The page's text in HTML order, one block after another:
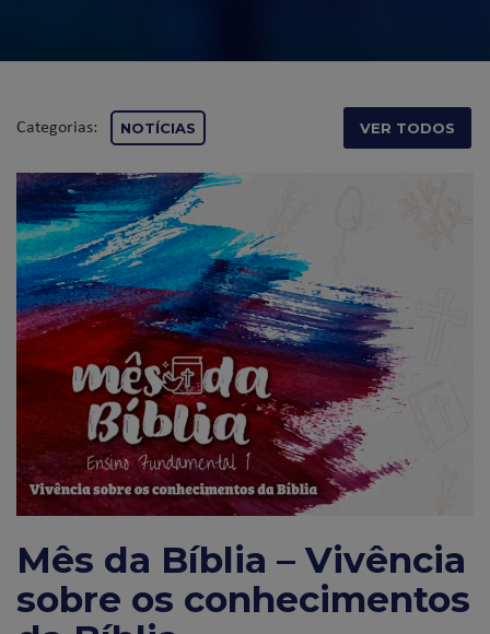
Categorias: NOTÍCIAS VER TODOS
Mês da Bíblia – Vivência
sobre os conhecimentos